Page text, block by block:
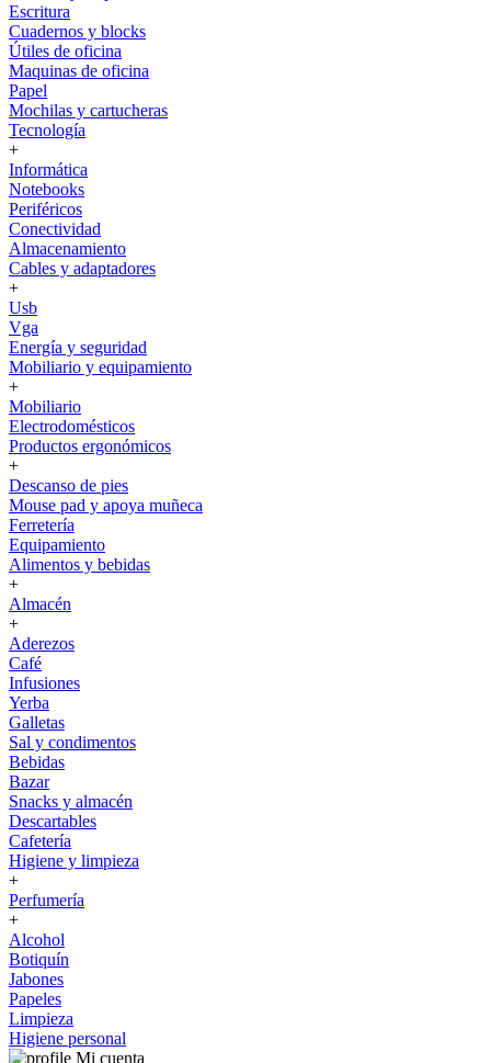
Escritura
Cuadernos y blocks
Útiles de oficina
Maquinas de oficina
Papel
Mochilas y cartucheras
Tecnología
+
Informática
Notebooks
Periféricos
Conectividad
Almacenamiento
Cables y adaptadores
+
Usb
Vga
Energía y seguridad
Mobiliario y equipamiento
+
Mobiliario
Electrodomésticos
Productos ergonómicos
+
Descanso de pies
Mouse pad y apoya muñeca
Ferretería
Equipamiento
Alimentos y bebidas
+
Almacén
+
Aderezos
Café
Infusiones
Yerba
Galletas
Sal y condimentos
Bebidas
Bazar
Snacks y almacén
Descartables
Cafetería
Higiene y limpieza
+
Perfumería
+
Alcohol
Botiquín
Jabones
Papeles
Limpieza
Higiene personal
Mi cuenta